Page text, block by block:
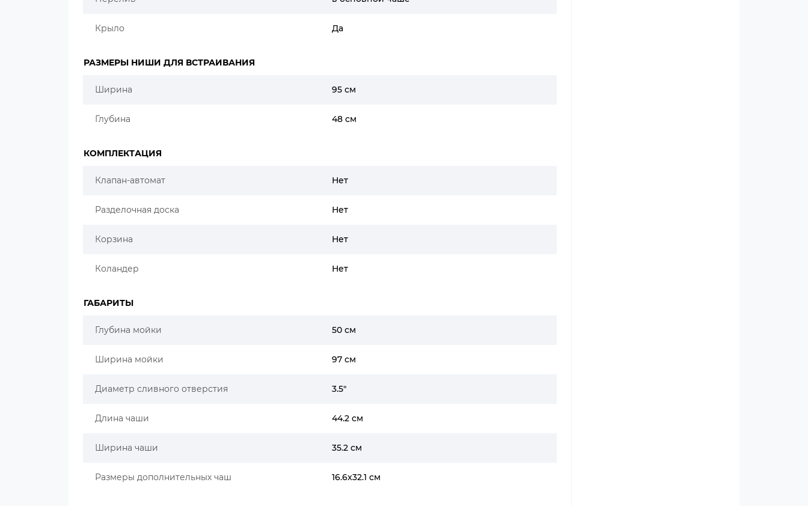
Крыло Да
РАЗМЕРЫ НИШИ ДЛЯ ВСТРАИВАНИЯ
Ширина 95 см
Глубина 48 см
КОМПЛЕКТАЦИЯ
Клапан-автомат Нет
Разделочная доска Нет
Корзина Нет
Коландер Нет
ГАБАРИТЫ
Глубина мойки 50 см
Ширина мойки 97 см
Диаметр сливного отверстия 3.5"
Длина чаши 44.2 см
Ширина чаши 35.2 см
Размеры дополнительных чаш 16.6x32.1 см